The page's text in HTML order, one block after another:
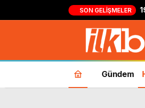
SON GELIŞMELER
Gündem